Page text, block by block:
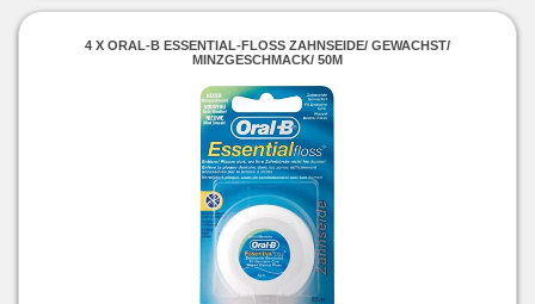
4 X ORAL-B ESSENTIAL-FLOSS ZAHNSEIDE/ GEWACHST/
MINZGESCHMACK/ 50M